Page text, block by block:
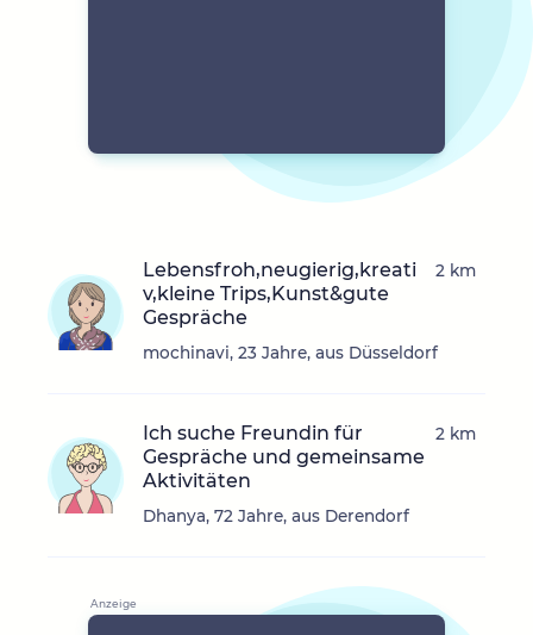
Lebensfroh,neugierig,kreati
v,kleine Trips,Kunst&gute
Gespräche
mochinavi, 23 Jahre, aus Düsseldorf
2 km
Ich suche Freundin für
Gespräche und gemeinsame
Aktivitäten
Dhanya, 72 Jahre, aus Derendorf
2 km